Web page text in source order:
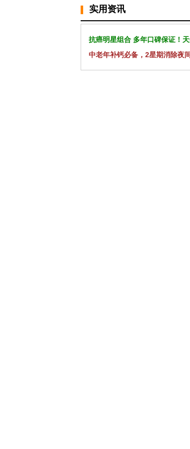
实用资讯
抗癌明星组合 多年口碑保证！
中老年补钙必备，2星期消除夜